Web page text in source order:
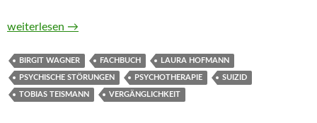
Suizid in der Psychotherapie. Informationen und
weiterlesen →
BIRGIT WAGNER FACHBUCH LAURA HOFMANN
PSYCHISCHE STÖRUNGEN PSYCHOTHERAPIE SUIZID
TOBIAS TEISMANN VERGÄNGLICHKEIT